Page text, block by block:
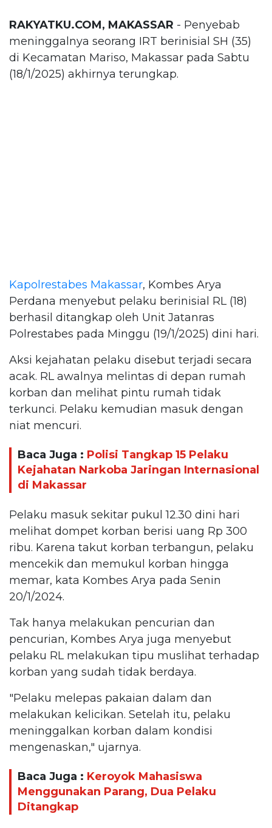
RAKYATKU.COM, MAKASSAR - Penyebab
meninggalnya seorang IRT berinisial SH (35)
di Kecamatan Mariso, Makassar pada Sabtu
(18/1/2025) akhirnya terungkap.
Kapolrestabes Makassar, Kombes Arya
Perdana menyebut pelaku berinisial RL (18)
berhasil ditangkap oleh Unit Jatanras
Polrestabes pada Minggu (19/1/2025) dini hari.
Aksi kejahatan pelaku disebut terjadi secara
acak. RL awalnya melintas di depan rumah
korban dan melihat pintu rumah tidak
terkunci. Pelaku kemudian masuk dengan
niat mencuri.
Baca Juga : Polisi Tangkap 15 Pelaku
Kejahatan Narkoba Jaringan Internasional
di Makassar
Pelaku masuk sekitar pukul 12.30 dini hari
melihat dompet korban berisi uang Rp 300
ribu. Karena takut korban terbangun, pelaku
mencekik dan memukul korban hingga
memar, kata Kombes Arya pada Senin
20/1/2024.
Tak hanya melakukan pencurian dan
pencurian, Kombes Arya juga menyebut
pelaku RL melakukan tipu muslihat terhadap
korban yang sudah tidak berdaya.
"Pelaku melepas pakaian dalam dan
melakukan kelicikan. Setelah itu, pelaku
meninggalkan korban dalam kondisi
mengenaskan," ujarnya.
Baca Juga : Keroyok Mahasiswa
Menggunakan Parang, Dua Pelaku
Ditangkap